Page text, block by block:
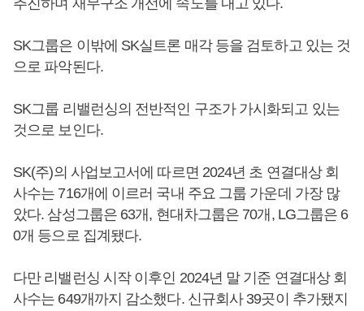
추진하며 재무구조 개선에 속도를 내고 있다.
SK그룹은 이밖에 SK실트론 매각 등을 검토하고 있는 것
으로 파악된다.
SK그룹 리밸런싱의 전반적인 구조가 가시화되고 있는
것으로 보인다.
SK(주)의 사업보고서에 따르면 2024년 초 연결대상 회
사수는 716개에 이르러 국내 주요 그룹 가운데 가장 많
았다. 삼성그룹은 63개, 현대차그룹은 70개, LG그룹은 6
0개 등으로 집계됐다.
다만 리밸런싱 시작 이후인 2024년 말 기준 연결대상 회
사수는 649개까지 감소했다. 신규회사 39곳이 추가됐지